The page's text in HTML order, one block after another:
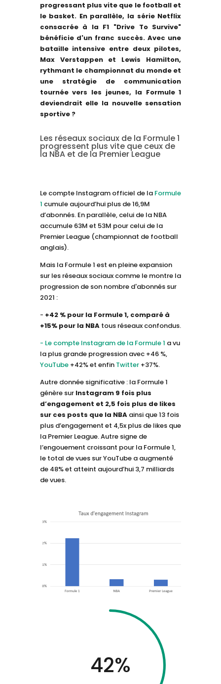
progressant plus vite que le football et
le basket. En parallèle, la série Netflix
consacrée à la F1 "Drive To Survive"
bénéficie d'un franc succès. Avec une
bataille intensive entre deux pilotes,
Max Verstappen et Lewis Hamilton,
rythmant le championnat du monde et
une stratégie de communication
tournée vers les jeunes, la Formule 1
deviendrait elle la nouvelle sensation
sportive ?
Les réseaux sociaux de la Formule 1
progressent plus vite que ceux de
la NBA et de la Premier League
Le compte Instagram officiel de la Formule
1 cumule aujourd’hui plus de 16,9M
d’abonnés. En parallèle, celui de la NBA
accumule 63M et 53M pour celui de la
Premier League (championnat de football
anglais).
Mais la Formule 1 est en pleine expansion
sur les réseaux sociaux comme le montre la
progression de son nombre d'abonnés sur
2021 :
- +42 % pour la Formule 1, comparé à
+15% pour la NBAtous réseaux confondus.
- Le compte Instagram de la Formule 1 a vu
la plus grande progression avec +46 %,
YouTube+42% et enfin Twitter+37%.
Autre donnée significative : la Formule 1
génère sur Instagram 9 fois plus
d’engagement et 2,5 fois plus de likes
sur ces posts que la NBAainsi que 13 fois
plus d’engagement et 4,5x plus de likes que
la Premier League. Autre signe de
l’engouement croissant pour la Formule 1,
le total de vues sur YouTube a augmenté
de 48% et atteint aujourd’hui 3,7 milliards
de vues.
42%